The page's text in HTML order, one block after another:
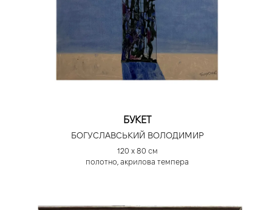
БУКЕТ
БОГУСЛАВСЬКИЙ ВОЛОДИМИР
120 х 80 см
полотно, акрилова темпера